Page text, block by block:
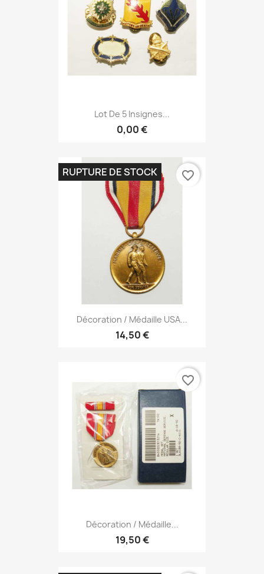
Lot De 5 Insignes...
0,00 €
Décoration / Médaille USA...
14,50 €
RUPTURE DE STOCK favorite_border
Décoration / Médaille...
19,50 €
favorite_border